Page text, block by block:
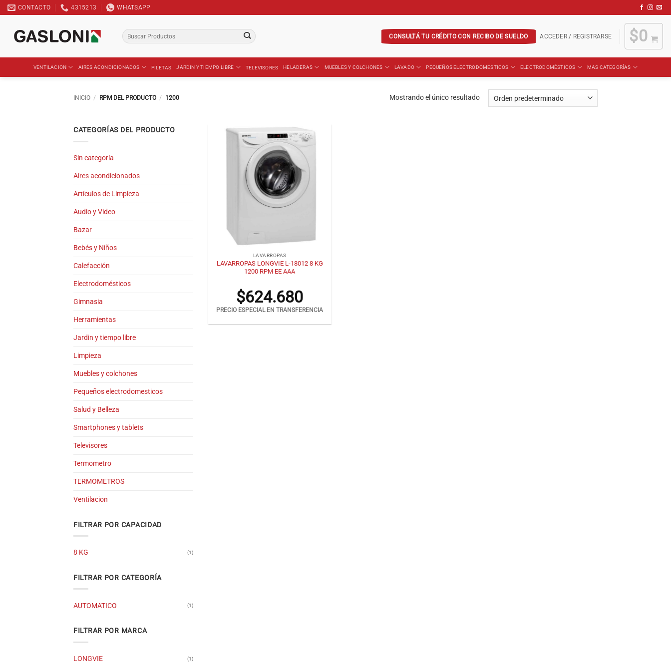
Saltar
al
contenido
CONTACTO 4315213 WHATSAPP
Buscar
por:
CONSULTÁ TU CRÉDITO CON RECIBO DE SUELDO ACCEDER / REGISTRARSE $0
VENTILACION AIRES ACONDICIONADOS PILETAS JARDIN Y TIEMPO LIBRE TELEVISORES HELADERAS MUEBLES Y COLCHONES LAVADO PEQUEÑOS ELECTRODOMESTICOS ELECTRODOMÉSTICOS MAS CATEGORÍAS
INICIO / RPM DEL PRODUCTO / 1200 Mostrando el único resultado
CATEGORÍAS DEL PRODUCTO
Sin categoría
Aires acondicionados
Artículos de Limpieza
Audio y Video
Bazar
Bebés y Niños
Calefacción
Electrodomésticos
Gimnasia
Herramientas
Jardin y tiempo libre
Limpieza
Muebles y colchones
Pequeños electrodomesticos
Salud y Belleza
Smartphones y tablets
Televisores
Termometro
TERMOMETROS
Ventilacion
FILTRAR POR CAPACIDAD
8 KG (1)
FILTRAR POR CATEGORÍA
AUTOMATICO (1)
FILTRAR POR MARCA
LONGVIE (1)
LAVARROPAS
LAVARROPAS LONGVIE L-18012 8 KG
1200 RPM EE AAA
$624.680
PRECIO ESPECIAL EN TRANSFERENCIA